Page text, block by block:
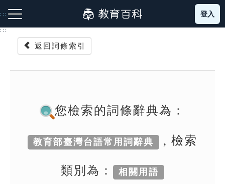
到
主
::: 登入
:::
返回詞條索引
您檢索的詞條辭典為：
教育部臺灣台語常用詞辭典 , 檢索
類別為： 相關用語